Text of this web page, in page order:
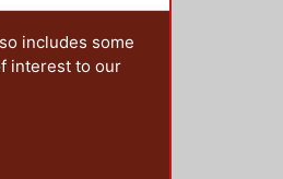
includes some
interest to our